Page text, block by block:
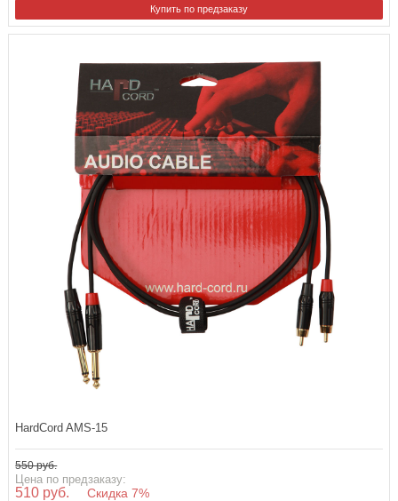
Купить по предзаказу
HardCord AMS-15
550 руб.
Цена по предзаказу:
510 руб. Скидка 7%